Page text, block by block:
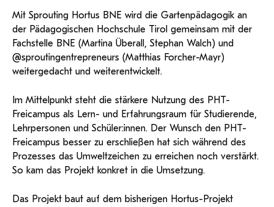
Mit Sprouting Hortus BNE wird die Gartenpädagogik an
der Pädagogischen Hochschule Tirol gemeinsam mit der
Fachstelle BNE (Martina Überall, Stephan Walch) und
@sproutingentrepreneurs (Matthias Forcher-Mayr)
weitergedacht und weiterentwickelt.
Im Mittelpunkt steht die stärkere Nutzung des PHT-
Freicampus als Lern- und Erfahrungsraum für Studierende,
Lehrpersonen und Schüler:innen. Der Wunsch den PHT-
Freicampus besser zu erschließen hat sich während des
Prozesses das Umweltzeichen zu erreichen noch verstärkt.
So kam das Projekt konkret in die Umsetzung.
Das Projekt baut auf dem bisherigen Hortus-Projekt
rechtlicher Qualität.
Support
wissenschaftlichen Arbeiten
Anleitung
Antragsformular Konto
Web-basiertes Tool zum sicheren
Versand großer Dateien.
ServiceWebHilfe
BA/MA Anträge,
Forschungsanträge, Formulare,…
Support-Webadmin
PH Online Hilfe
Hilfe & Support
Bitte kontaktieren Sie unsere Mitarbeiter:innen nicht über die
angegebenen Hilfebutton.
Service
Ideen und Verbesserungen Campus